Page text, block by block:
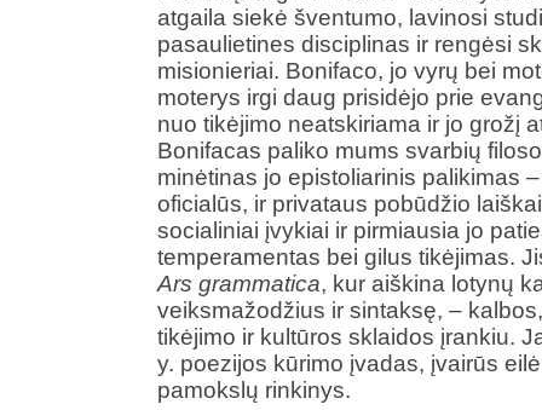
atgaila siekė šventumo, lavinosi
pasaulietines disciplinas ir rengėsi
misionieriai. Bonifaco, jo vyrų bei
moterys irgi daug prisidėjo prie
nuo tikėjimo neatskiriama ir jo grožį
Bonifacas paliko mums svarbių
minėtinas jo epistoliarinis palikimas
oficialūs, ir privataus pobūdžio
socialiniai įvykiai ir pirmiausia jo
temperamentas bei gilus tikėjimas.
Ars grammatica, kur aiškina lotynų
veiksmažodžius ir sintaksę, –
tikėjimo ir kultūros sklaidos įrankiu.
y. poezijos kūrimo įvadas, įvairūs
pamokslų rinkinys.